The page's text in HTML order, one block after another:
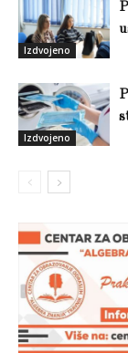
Izdvojeno
Izdvojeno